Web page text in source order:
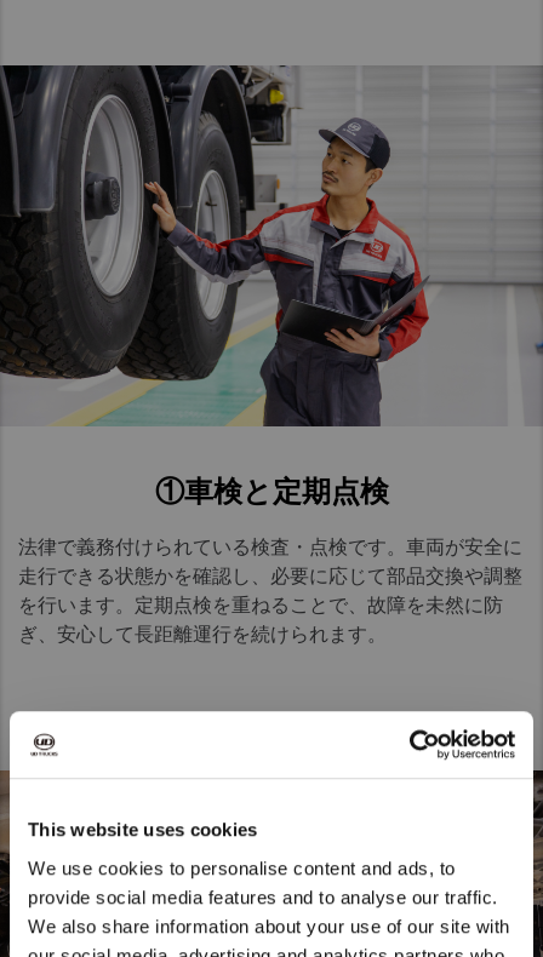
This website uses cookies
We use cookies to personalise content and ads, to
provide social media features and to analyse our traffic.
We also share information about your use of our site with
We noticed that you are visiting from
①車検と定期点検​
法律で義務付けられている検査・点検です。車両が安全に
走行できる状態かを確認し、必要に応じて部品交換や調整
を行います。定期点検を重ねることで、故障を未然に防
ぎ、安心して長距離運行を続けられます。​